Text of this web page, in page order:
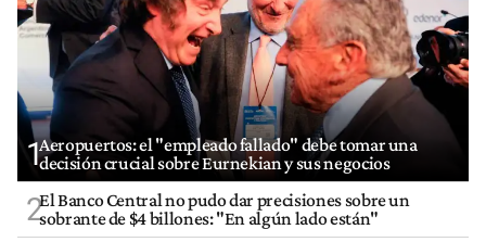
1Aeropuertos: el "empleado fallado" debe tomar una
decisión crucial sobre Eurnekian y sus negocios
2El Banco Central no pudo dar precisiones sobre un
sobrante de $4 billones: "En algún lado están"